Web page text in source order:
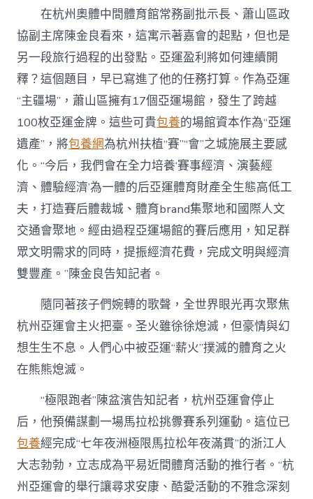
在杭州奧體中間體育館常務副批示長、蕭山區政
協副主席陳金良看來，這寓示著嘉會的起點，但也是
另一段旅行過程的出發點。亞運盈利將如何連續開
釋？這個題目，早已寫進了他的任務打算。作為亞運
“主疆場”，蕭山區擁有17個亞運場館，發生了跨越
100枚亞運金牌。這些可貴包養的場館資本作為“亞運
遺產”，將包養網為杭州扶植“賽”“會”之城施展主要感
化。“今后，我們會在全力培養‘賽事經濟、演藝經
濟、體驗經濟’為一體的后亞運體育財產全生態高低工
夫，打造賽后體裁城、體育brand集聚地和國際人文
交通會聚地。經由過程亞運場館的賽后應用，知足群
眾文明需求的同時，提振經濟花費，完成文明與經濟
雙豐產。”陳金良告知記者。
隨同著孩子們婉轉的歌聲，全世界眼光再次聚焦
杭州亞運會主火把臺。圣火雖徐徐熄滅，但豪情與幻
想生生不息。人們心中被亞運“薪火”撲滅的體育之火
在熊熊熄滅。
“極限跑者”陳盆濱告知記者，杭州亞運會停止
后，他預備謀劃一場馬拉松挑釁賽系列運動。這位已
包養經完成“七年夜洲極限馬拉松年夜滿貫”的浙江人
大志勃勃，立志成為平易近間體育活動的推行者。“杭
州亞運會的舉行讓尋求安康、酷愛活動的不雅念深刻